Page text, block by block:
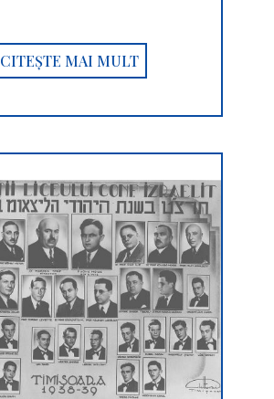
CITEȘTE MAI MULT